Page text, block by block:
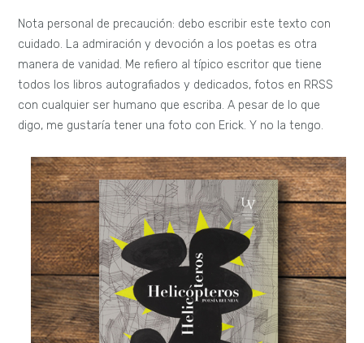
Nota personal de precaución: debo escribir este texto con
cuidado. La admiración y devoción a los poetas es otra
manera de vanidad. Me refiero al típico escritor que tiene
todos los libros autografiados y dedicados, fotos en RRSS
con cualquier ser humano que escriba. A pesar de lo que
digo, me gustaría tener una foto con Erick. Y no la tengo.